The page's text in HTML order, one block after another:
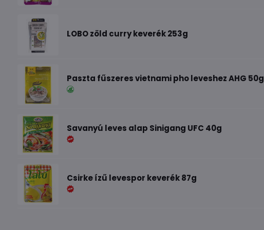
LOBO zöld curry keverék 253g
Paszta fűszeres vietnami pho leveshez AHG 50g
Savanyú leves alap Sinigang UFC 40g
Csirke ízű levespor keverék 87g